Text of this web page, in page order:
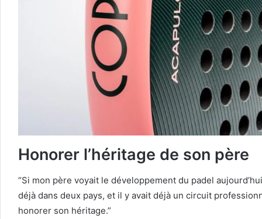
Honorer l’héritage de son père
“Si mon père voyait le développement du padel
déjà dans deux pays, et il y avait déjà un circuit
honorer son héritage.”